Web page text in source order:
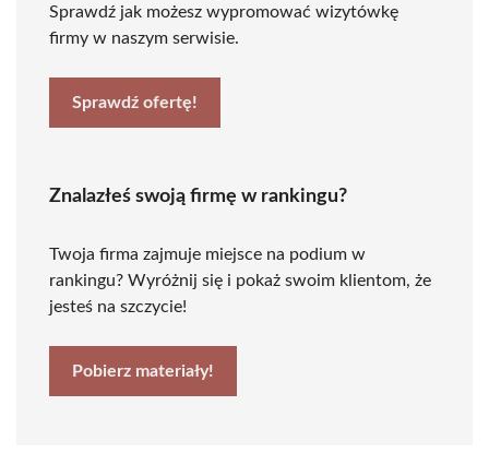
Sprawdź jak możesz wypromować wizytówkę
firmy w naszym serwisie.
Sprawdź ofertę!
Znalazłeś swoją firmę w rankingu?
Twoja firma zajmuje miejsce na podium w
rankingu? Wyróżnij się i pokaż swoim klientom, że
jesteś na szczycie!
Pobierz materiały!